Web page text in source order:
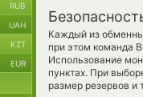
Каждый из
при этом команда
Использование
пунктах. При
размер резервов и
RUB
UAH
KZT
EUR